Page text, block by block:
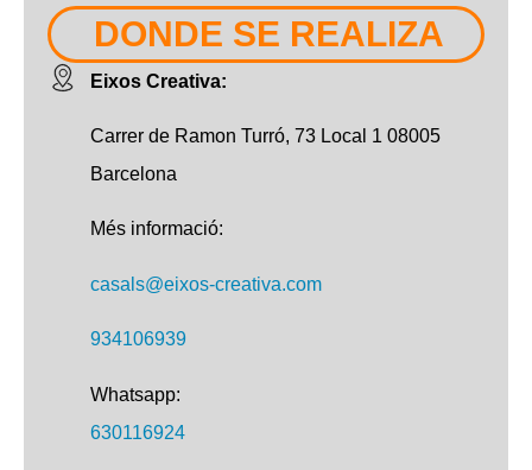
DONDE SE REALIZA
Eixos Creativa:
Carrer de Ramon Turró, 73 Local 1 08005
Barcelona
Més informació:
casals@eixos-creativa.com
934106939
Whatsapp:
630116924